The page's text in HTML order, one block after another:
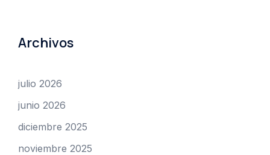
Archivos
julio 2026
junio 2026
diciembre 2025
noviembre 2025